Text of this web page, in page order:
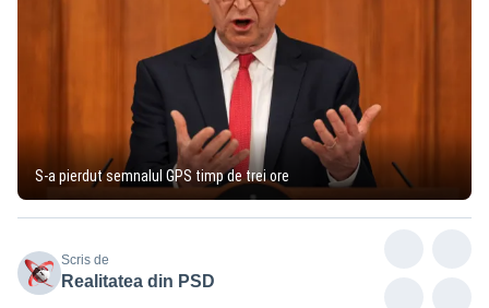
S-a pierdut semnalul GPS timp de trei ore
Scris de
Realitatea din PSD